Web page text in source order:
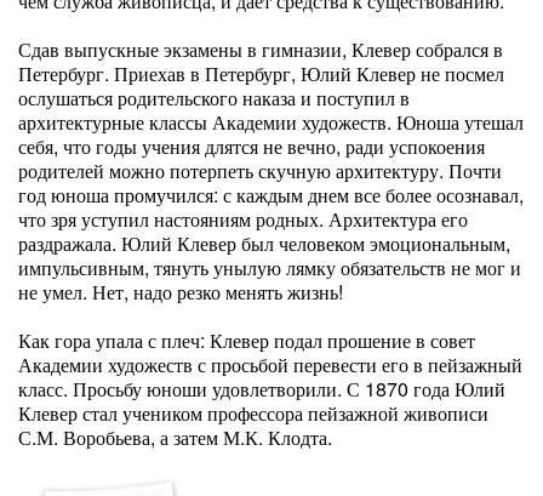
Сдав выпускные экзамены в гимназии, Клевер собрался в
Петербург. Приехав в Петербург, Юлий Клевер не посмел
ослушаться родительского наказа и поступил в
архитектурные классы Академии художеств. Юноша утешал
себя, что годы учения длятся не вечно, ради успокоения
родителей можно потерпеть скучную архитектуру. Почти
год юноша промучился: с каждым днем все более осознавал,
что зря уступил настояниям родных. Архитектура его
раздражала. Юлий Клевер был человеком эмоциональным,
импульсивным, тянуть унылую лямку обязательств не мог и
не умел. Нет, надо резко менять жизнь!
Как гора упала с плеч: Клевер подал прошение в совет
Академии художеств с просьбой перевести его в пейзажный
класс. Просьбу юноши удовлетворили. С 1870 года Юлий
Клевер стал учеником профессора пейзажной живописи
С.М. Воробьева, а затем М.К. Клодта.